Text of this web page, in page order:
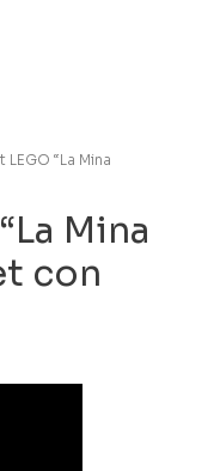
“La Mina
Mina
con